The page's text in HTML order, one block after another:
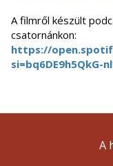
A filmről készült
csatornánkon:
https://
si=bq6DE9h5QkG-
A